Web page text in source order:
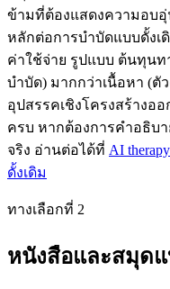
ข้ามที่ต้องแสดงความอบ
หลักต่อการบำบัดแบบดั้งเดิ
ค่าใช้จ่าย รูปแบบ ต้นทุนท
บำบัด) มากกว่าเนื้อหา (ตัว
อุปสรรคเชิงโครงสร้างอ
ครบ หากต้องการคำอธิบ
จริง อ่านต่อได้ที่ AI
ดั้งเดิม
ทางเลือกที่ 2
หนังสือและสมุดแ